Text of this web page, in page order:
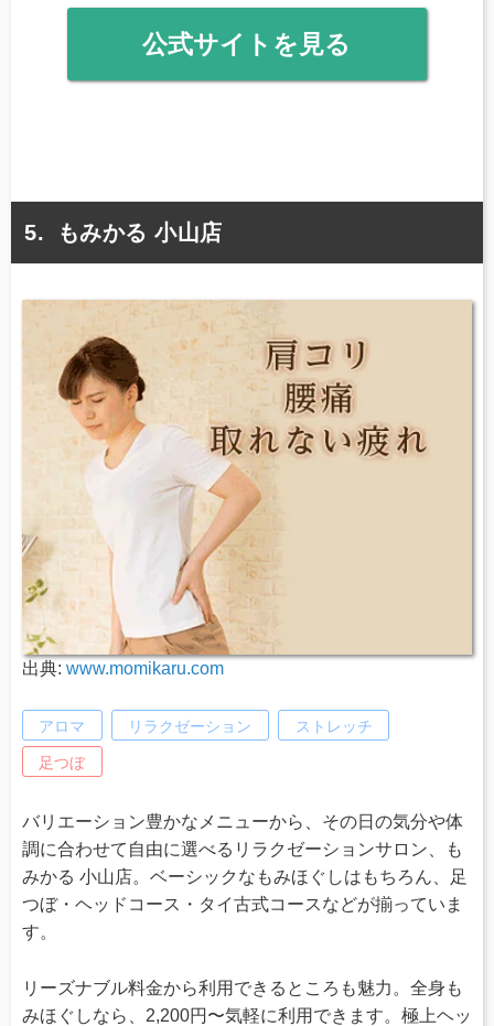
公式サイトを見る
もみかる 小山店
出典: www.momikaru.com
アロマ リラクゼーション ストレッチ
足つぼ
バリエーション豊かなメニューから、その日の気分や体
調に合わせて自由に選べるリラクゼーションサロン、も
みかる 小山店。ベーシックなもみほぐしはもちろん、足
つぼ・ヘッドコース・タイ古式コースなどが揃っていま
す。
リーズナブル料金から利用できるところも魅力。全身も
みほぐしなら、2,200円〜気軽に利用できます。極上ヘッ